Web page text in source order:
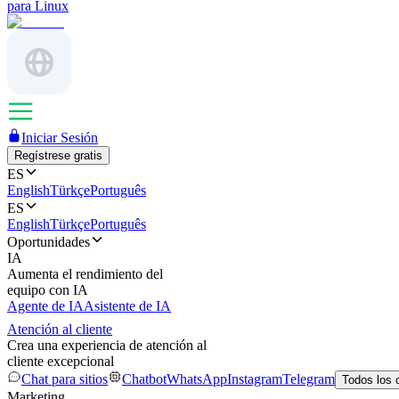
para Linux
Iniciar Sesión
Regístrese gratis
ES
EnglishTürkçePortuguês
ES
EnglishTürkçePortuguês
Oportunidades
IA
Aumenta el rendimiento del
equipo con IA
Agente de IAAsistente de IA
Atención al cliente
Crea una experiencia de atención al
cliente excepcional
Chat para sitios
ChatbotWhatsAppInstagramTelegram Todos los